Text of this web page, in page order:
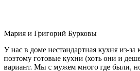
Мария и Григорий Бурковы
У нас в доме нестандартная кухня из-за
поэтому готовые кухни (хоть они и
вариант. Мы с мужем много где были,